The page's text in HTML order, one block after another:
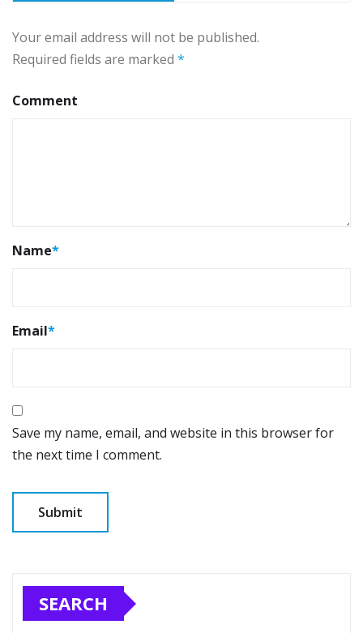
Your email address will not be published.
Required fields are marked *
Comment
Name*
Email*
Save my name, email, and website in this browser for
the next time I comment.
SEARCH